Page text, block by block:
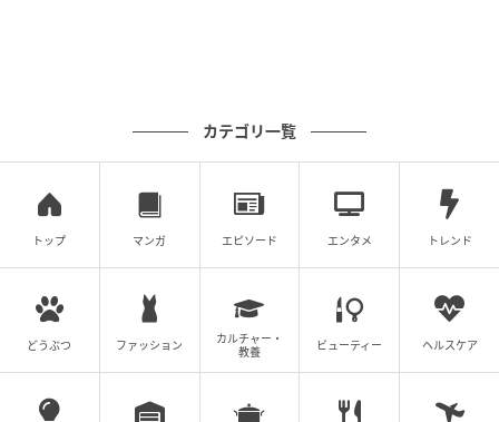
司の休日の過ごし方／メンタル強め美女白川
の記事をもっとみる
カテゴリ一覧
トップ マンガ エピソード エンタメ トレンド
どうぶつ ファッション
カルチャー・
教養
ビューティー ヘルスケア